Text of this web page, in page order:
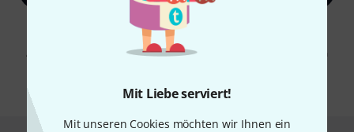
Mit Liebe serviert!
Mit unseren Cookies möchten wir Ihnen ein
Mit Klick auf „Jetzt anmelden“ stimmen Sie dem Erhalt von E-Mail-
Werbung und einer Messung des E-Mail-Nutzungsverhaltens zu. Die
Abmeldung ist jederzeit möglich. Weitere Informationen finden Sie in
* Pflichtfeld